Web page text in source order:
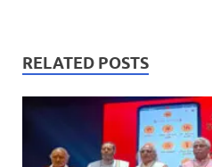
s
A
p
p
b
o
o
k
er
n
RELATED POSTS